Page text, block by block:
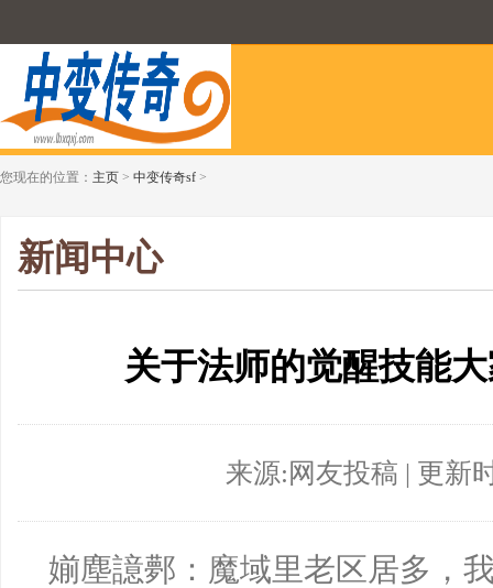
您现在的位置： 主页 > 中变传奇sf >
新闻中心
关于法师的觉醒技能
来源:网友投稿 | 更新
媊塵譩鄸：魔域里老区居多，